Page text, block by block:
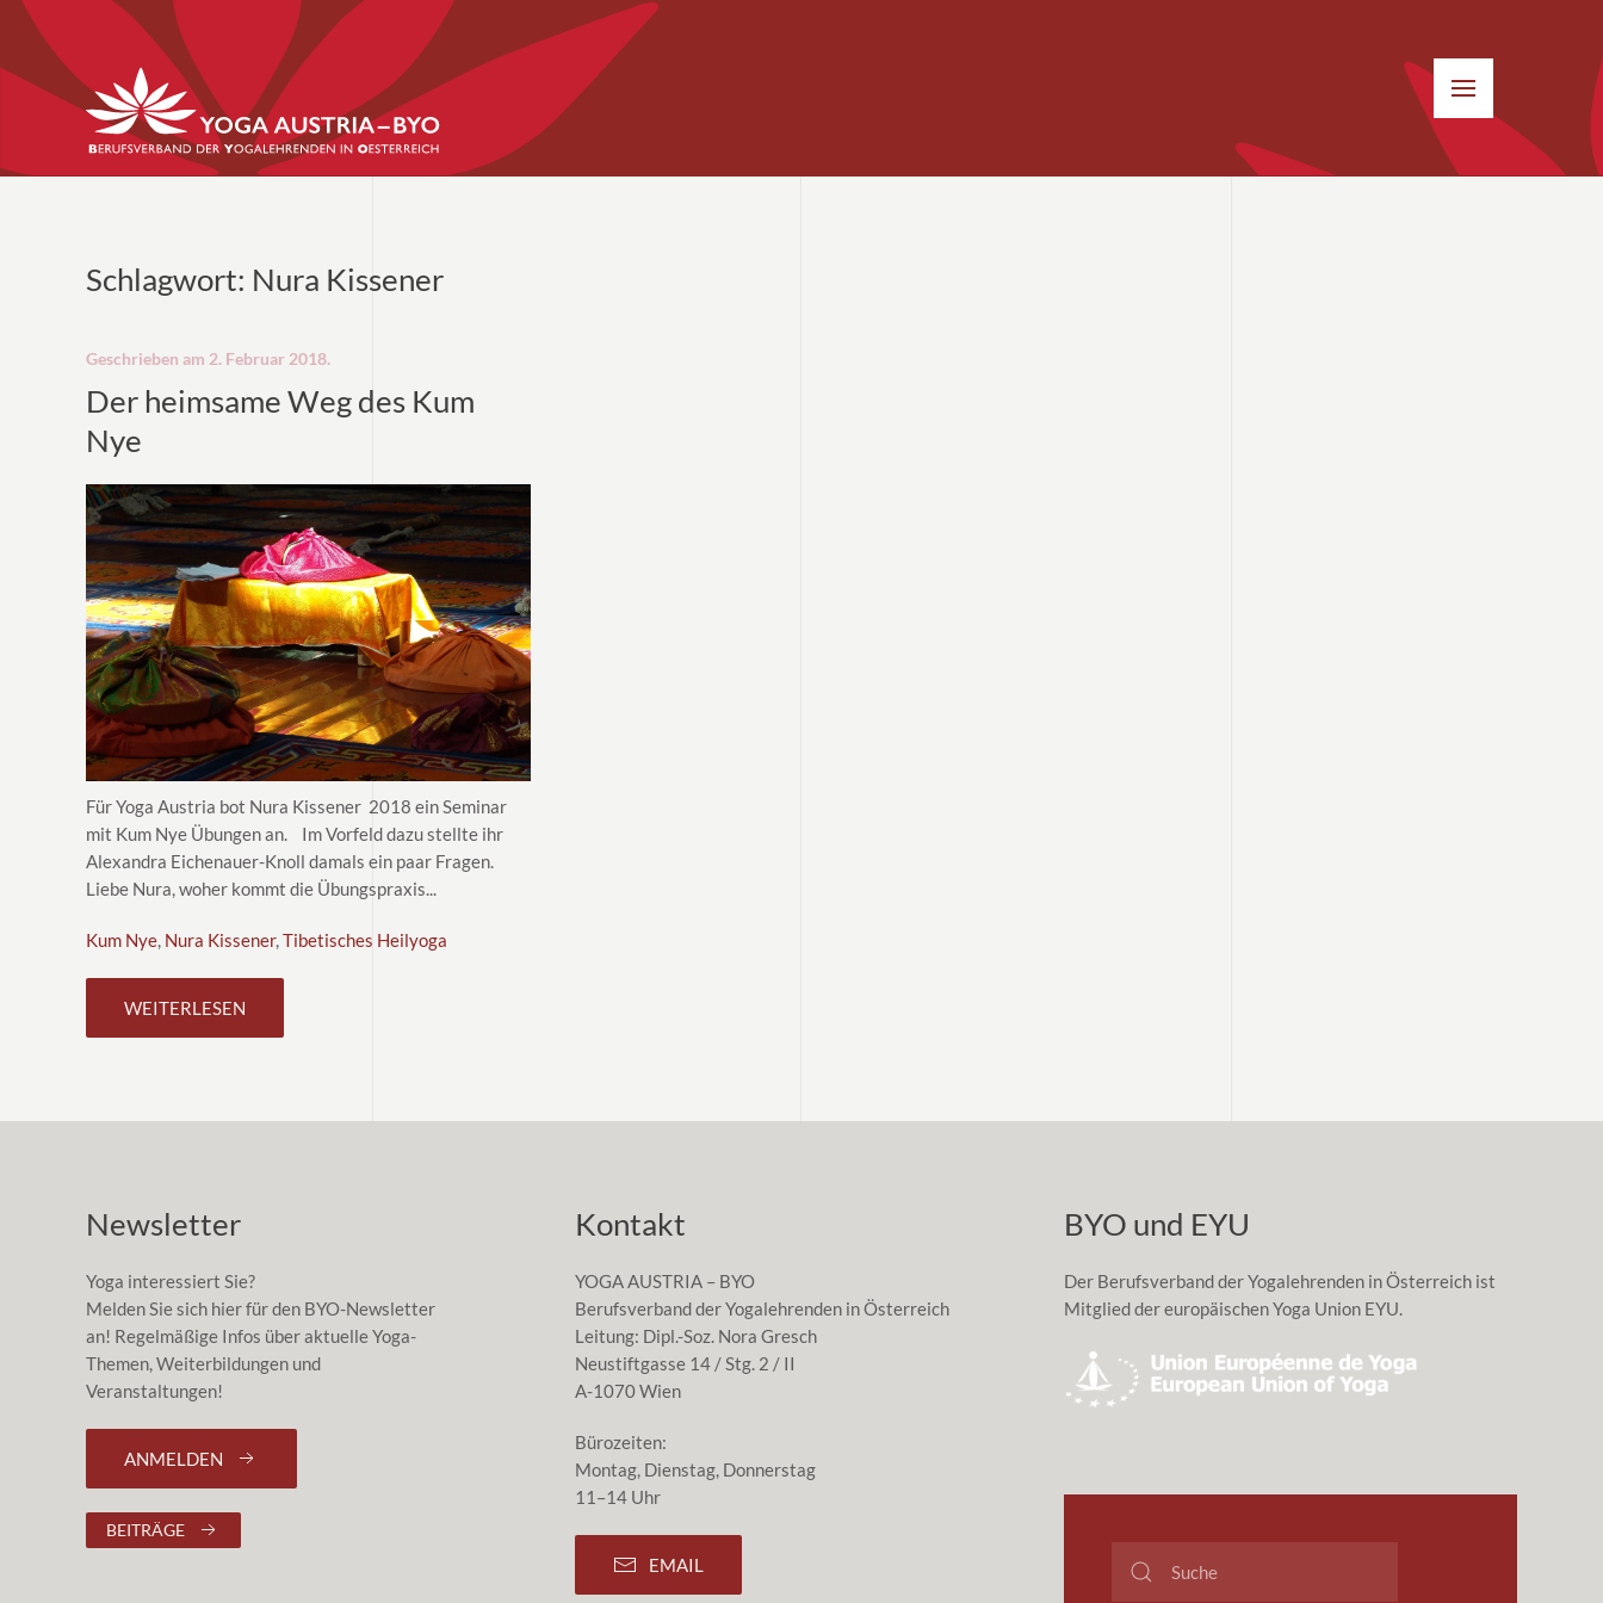
Schlagwort: Nura Kissener
Geschrieben am 2. Februar 2018.
Der heimsame Weg des Kum
Nye
Für Yoga Austria bot Nura Kissener 2018 ein Seminar
mit Kum Nye Übungen an. Im Vorfeld dazu stellte ihr
Alexandra Eichenauer-Knoll damals ein paar Fragen.
Liebe Nura, woher kommt die Übungspraxis...
Kum Nye, Nura Kissener,Tibetisches Heilyoga
WEITERLESEN
Newsletter
Yoga interessiert Sie?
Melden Sie sich hier für den BYO-Newsletter
an! Regelmäßige Infos über aktuelle Yoga-
Themen, Weiterbildungen und
Veranstaltungen!
ANMELDEN
BEITRÄGE
Kontakt
YOGA AUSTRIA – BYO
Berufsverband der Yogalehrenden in Österreich
Leitung: Dipl.-Soz. Nora Gresch
Neustiftgasse 14 / Stg. 2 / II
A-1070 Wien
Bürozeiten:
Montag, Dienstag, Donnerstag
11–14 Uhr
EMAIL
BYO und EYU
Der Berufsverband der Yogalehrenden in Österreich ist
Mitglied der europäischen Yoga Union EYU.